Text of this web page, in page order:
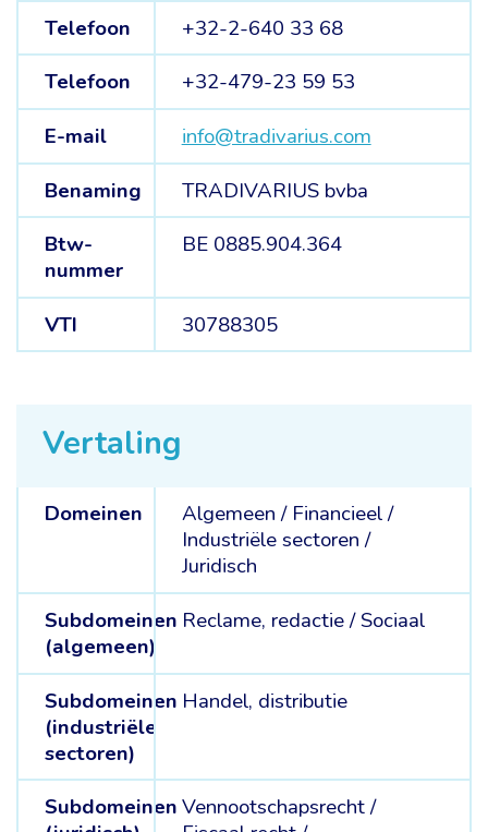
Telefoon
+32-2-640 33 68
Telefoon
+32-479-23 59 53
E-mail
info@tradivarius.com
Benaming
TRADIVARIUS bvba
Btw-
nummer
BE 0885.904.364
VTI 30788305
Vertaling
Domeinen Algemeen / Financieel /
Industriële sectoren /
Juridisch
Subdomeinen
(algemeen)
Reclame, redactie /Sociaal
Subdomeinen
(industriële
sectoren)
Handel, distributie
SubdomeinenVennootschapsrecht /